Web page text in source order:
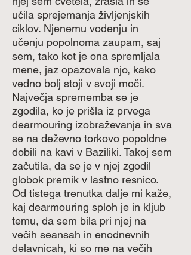
učila sprejemanja življenjskih
ciklov. Njenemu vodenju in
učenju popolnoma zaupam, saj
sem, tako kot je ona spremljala
mene, jaz opazovala njo, kako
vedno bolj stoji v svoji moči.
Največja sprememba se je
zgodila, ko je prišla iz prvega
dearmouring izobraževanja in sva
se na deževno torkovo popoldne
dobili na kavi v Baziliki. Takoj sem
začutila, da se je v njej zgodil
globok premik v lastno resnico.
Od tistega trenutka dalje mi kaže,
kaj dearmouring sploh je in kljub
temu, da sem bila pri njej na
večih seansah in enodnevnih
delavnicah, ki so me na večih